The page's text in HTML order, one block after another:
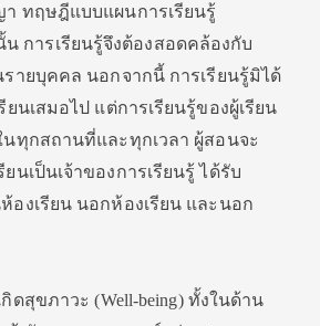
ทฤษฎีแบบแผนการเรียนรู้
น การเรียนรู้จึงต้องสอดคล้องกับ
ายบุคคล นอกจากนี้ การเรียนรู้มิได้
นเสมอไป แต่การเรียนรู้ของผู้เรียน
นทุกสถานที่และทุกเวลา ผู้สอนจะ
นเป็นเจ้าของการเรียนรู้ ได้รับ
องเรียน นอกห้องเรียน และนอก
ดสุขภาวะ (Well-being) ทั้งในด้าน